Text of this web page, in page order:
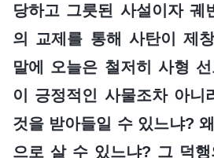
당하고 그릇된 사설이자 궤
의 교제를 통해 사탄이 제
말에 오늘은 철저히 사형
이 긍정적인 사물조차 아니
것을 받아들일 수 있느냐?
으로 살 수 있느냐? 그 덕